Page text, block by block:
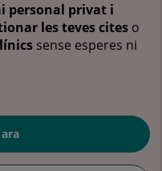
personal privat i
les teves cites o
sense esperes ni